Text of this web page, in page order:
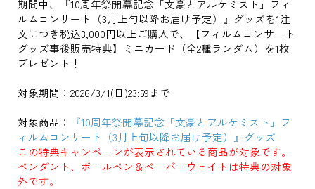
期間中、『10周年祭開幕記念「文豪とアルケミスト」フィ
ルムコンサート（3月上旬以降お届け予定）』グッズを1注
文につき税込3,000円以上ご購入で、【フィルムコンサート
グッズ事後販売特典】ミニカード（全2種ランダム）を1枚
プレゼント！
対象期間：2026/3/1(日)23:59まで
対象商品：
『10周年祭開幕記念「文豪とアルケミスト」フ
ィルムコンサート（3月上旬以降お届け予定）』グッズ
この特典キャンペーンが表示されている商品が対象です。
ペンダント、ボールペン＆ペーパーウェイトは特典の対象
外です。